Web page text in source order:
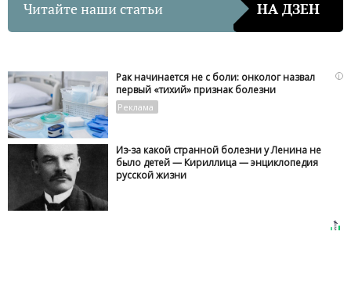
Читайте наши статьи НА ДЗЕН
i
Рак начинается не с боли: онколог назвал
первый «тихий» признак болезни
Из-за какой странной болезни у Ленина не
было детей — Кириллица — энциклопедия
русской жизни